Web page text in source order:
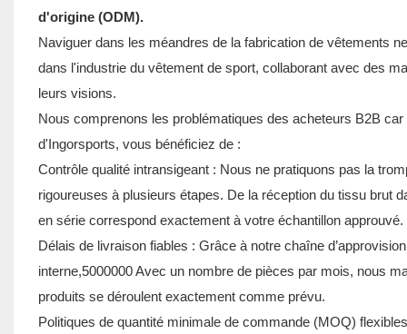
d'origine (ODM).
Naviguer dans les méandres de la fabrication de vêtements
dans l'industrie du vêtement de sport, collaborant avec des
leurs visions.
Nous comprenons les problématiques des acheteurs B2B
d'Ingorsports, vous bénéficiez de :
Contrôle qualité intransigeant : Nous ne pratiquons pas la
rigoureuses à plusieurs étapes. De la réception du tissu brut
en série correspond exactement à votre échantillon approuvé.
Délais de livraison fiables : Grâce à notre chaîne
interne,5000000Avec un nombre de pièces par mois, nous
produits se déroulent exactement comme prévu.
Politiques de quantité minimale de commande (MOQ)